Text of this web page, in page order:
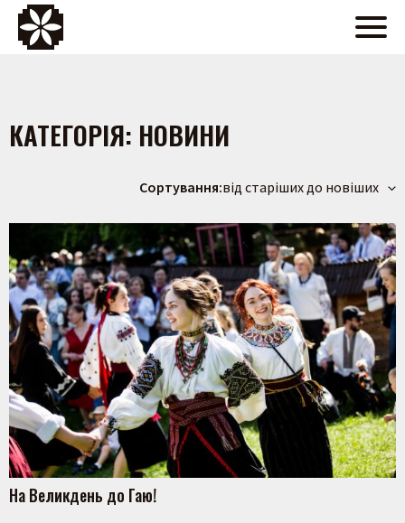
КАТЕГОРІЯ: НОВИНИ
Сортування:від старіших до новіших
На Великдень до Гаю!